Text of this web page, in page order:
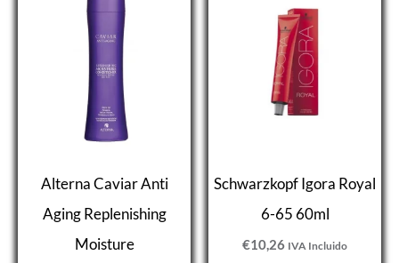
Alterna Caviar Anti
Aging Replenishing
Moisture
Schwarzkopf Igora Royal
6-65 60ml
€10,26 IVA Incluido